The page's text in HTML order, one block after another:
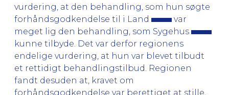
vurdering, at den behandling, som hun søgte
forhåndsgodkendelse til i Land
var
meget lig den behandling, som Sygehus
kunne tilbyde. Det var derfor regionens
endelige vurdering, at hun var blevet tilbudt
et rettidigt behandlingstilbud. Regionen
fandt desuden at, kravet om
forhåndsgodkendelse var berettiget at stille,